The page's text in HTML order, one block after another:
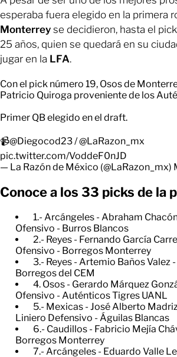
esperaba fuera elegido en la primera
Monterrey se decidieron, hasta el
25 años, quien se quedará en su
jugar en la LFA.
Con el pick número 19, Osos de
Patricio Quiroga proveniente de los
Primer QB elegido en el draft.
📹@Diegocod23/@LaRazon_mx
pic.twitter.com/VoddeF0nJD
— La Razón de México (@LaRazon_mx)
Conoce a los 33 picks de la
1.- Arcángeles - Abraham
Ofensivo - Burros Blancos
2.- Reyes - Fernando García
Ofensivo - Borregos Monterrey
3.- Reyes - Artemio Baños Valez
Borregos del CEM
4. Osos - Gerardo Márquez
Ofensivo - Auténticos Tigres UANL
5.- Mexicas - José Alberto
Liniero Defensivo - Águilas Blancas
6.- Caudillos - Fabricio Mejía
Borregos Monterrey
7.- Arcángeles - Eduardo Valle